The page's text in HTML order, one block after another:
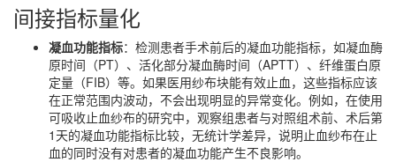
间接指标量化
凝血功能指标：检测患者手术前后的凝血功能指标，如凝血酶
原时间（PT）、活化部分凝血酶时间（APTT）、纤维蛋白原
定量（FIB）等。如果医用纱布块能有效止血，这些指标应该
在正常范围内波动，不会出现明显的异常变化。例如，在使用
可吸收止血纱布的研究中，观察组患者与对照组术前、术后第
1天的凝血功能指标比较，无统计学差异，说明止血纱布在止
血的同时没有对患者的凝血功能产生不良影响。